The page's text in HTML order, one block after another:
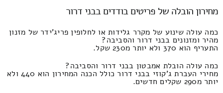
מחירון הובלה של פריטים בודדים בבני דרור
כמה עולה שינוע של מקרר גלידות או לחלופין פריג'ידר של מזנון
מהיר ומזנונים בבני דרור והסביבה?
התעריף הוא 370 ולא יותר מ230 שקל.
כמה עולה הובלת אמבטון בבני דרור והסביבה?
מחירי העברת ג'קוזי בבני דרור כולל הכנה המחירון הוא 440 ולא
יותר מ290 שקלים חדשים.